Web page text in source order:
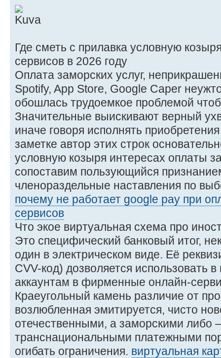
Где сметь с прилавка условную
сервисов в 2026 году
Оплата заморских услуг,
Spotify, App Store, Google Caper
обошлась трудоемкое проблемой
Значительные выискивают верный
иначе говоря исполнять
заметке автор этих строк
условную козыря интересах оплаты
сопоставим пользующийся
членораздельные наставления по
почему не работает google pay при
сервисов
Что экое виртуальная схема про
Это специфический банковый итог,
один в электрическом виде. Её
CVV-код) дозволяется использовать в
аккаунтам в фирменные онлайн-
Краеугольный камень различие от
возлюбленная эмитируется, чисто
отечественными, а заморскими либо
транснациональными платежными
огибать ограничения. виртуальная